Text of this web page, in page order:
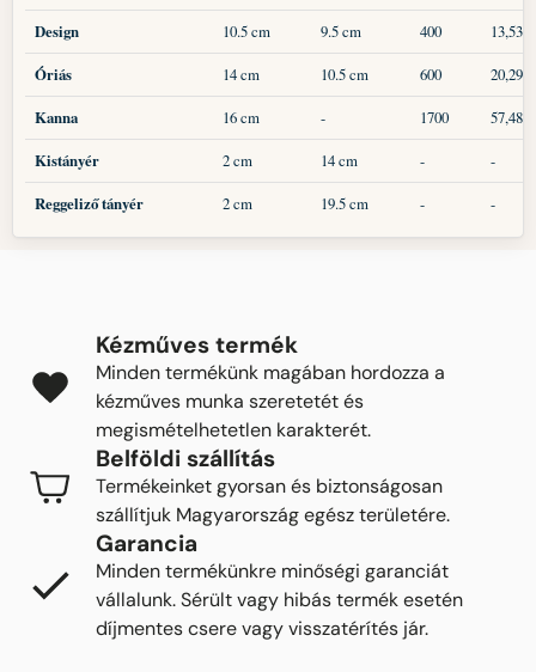
Design
10.5 cm 9.5 cm 400
13,53
Óriás
14 cm 10.5 cm 600
20,29
Kanna
16 cm - 1700
57,48
Kistányér
2 cm 14 cm -
-
Reggeliző tányér
2 cm 19.5 cm - -
Kézműves termék
Minden termékünk magában hordozza a
kézműves munka szeretetét és
megismételhetetlen karakterét.
Belföldi szállítás
Termékeinket gyorsan és biztonságosan
szállítjuk Magyarország egész területére.
Garancia
Minden termékünkre minőségi garanciát
vállalunk. Sérült vagy hibás termék esetén
díjmentes csere vagy visszatérítés jár.